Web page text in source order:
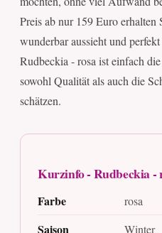
Preis ab nur 159 Euro
wunderbar aussieht und
Rudbeckia - rosa ist einfach
sowohl Qualität als auch die
schätzen.
Kurzinfo - Rudbeckia -
Farbe rosa
Saison Winter